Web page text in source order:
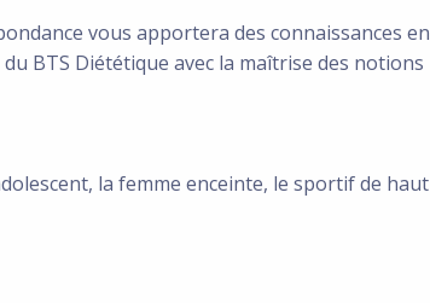
vous apportera des connaissances en
BTS Diététique avec la maîtrise des notions
la femme enceinte, le sportif de haut